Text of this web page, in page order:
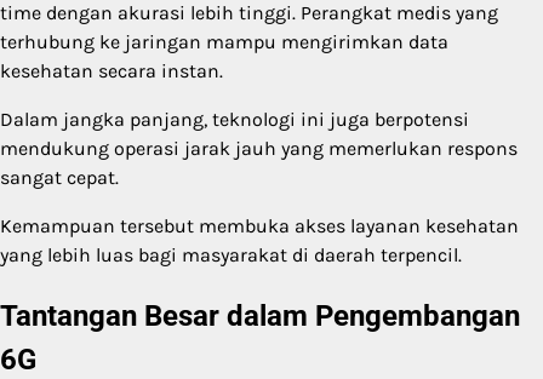
time dengan akurasi lebih tinggi. Perangkat medis yang
terhubung ke jaringan mampu mengirimkan data
kesehatan secara instan.
Dalam jangka panjang, teknologi ini juga berpotensi
mendukung operasi jarak jauh yang memerlukan respons
sangat cepat.
Kemampuan tersebut membuka akses layanan kesehatan
yang lebih luas bagi masyarakat di daerah terpencil.
Tantangan Besar dalam Pengembangan
6G